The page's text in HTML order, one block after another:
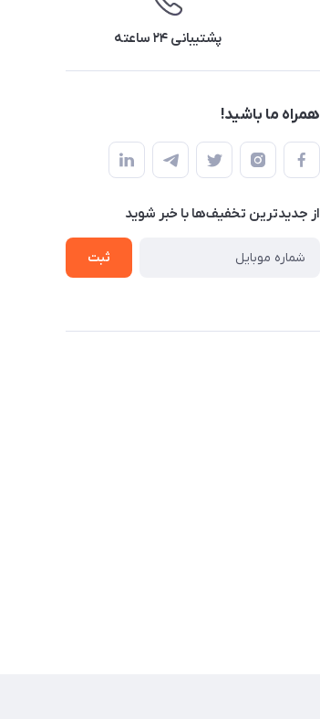
پشتیبانی ۲۴ ساعته
همراه ما باشید!
از جدید‌ترین تخفیف‌ها با‌ خبر شوید
ثبت